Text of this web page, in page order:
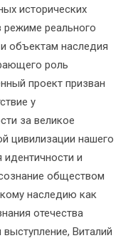
исторических
режиме реального
объектам наследия
роль
проект призван
у
за великое
цивилизации нашего
идентичности и
обществом
наследию как
отечества
Виталий